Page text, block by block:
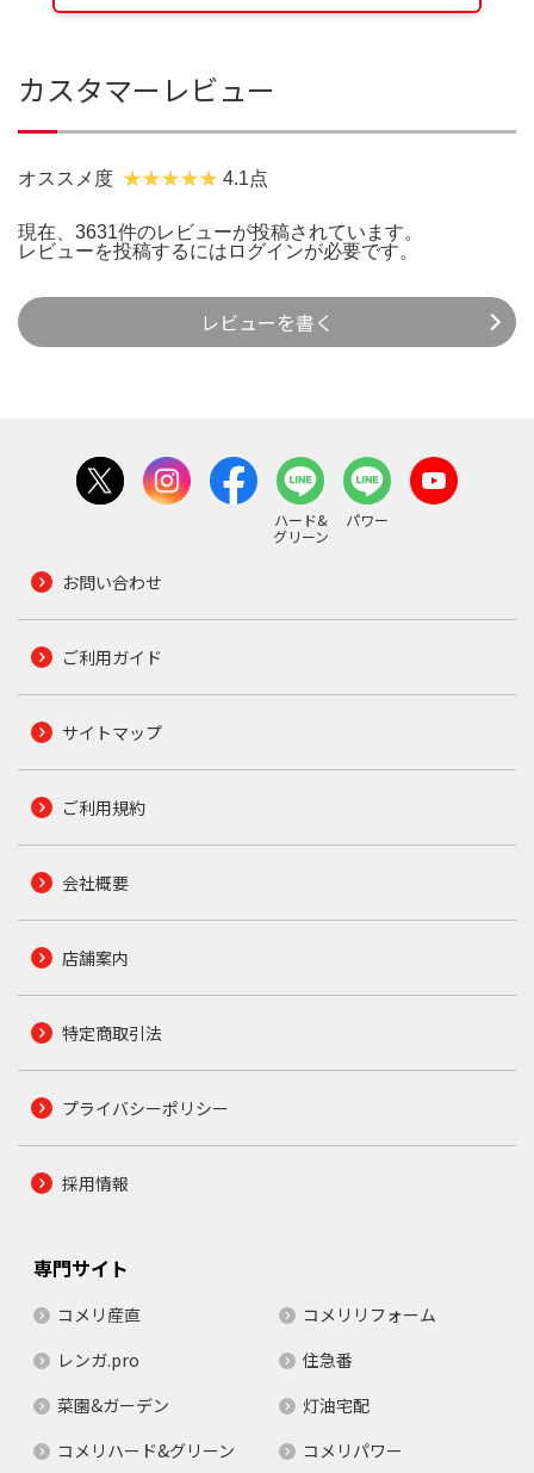
カスタマーレビュー
オススメ度 4.1点
現在、3631件のレビューが投稿されています。
レビューを投稿するには ログインが必要です。
レビューを書く
ハード&
グリーン
パワー
お問い合わせ
ご利用ガイド
サイトマップ
ご利用規約
会社概要
店舗案内
特定商取引法
プライバシーポリシー
採用情報
専門サイト
コメリ産直
コメリリフォーム
レンガ.pro
住急番
菜園&ガーデン
灯油宅配
コメリハード&グリーン
コメリパワー